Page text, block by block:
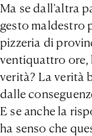
Ma se dall’altra
gesto maldestro
pizzeria di
ventiquattro ore,
verità? La verità
dalle
E se anche la
ha senso che